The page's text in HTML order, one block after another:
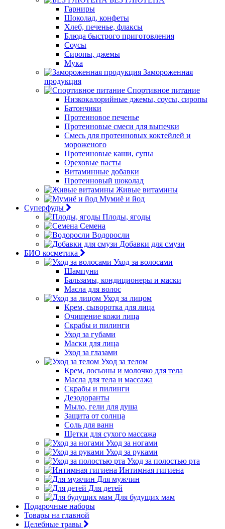
Гарниры
Шоколад, конфеты
Хлеб, печенье, флаксы
Блюда быстрого приготовления
Соусы
Сиропы, джемы
Мука
Замороженная
продукция
Спортивное питание
Низкокалорийные джемы, соусы, сиропы
Батончики
Протеиновое печенье
Протеиновые смеси для выпечки
Смесь для протеиновых коктейлей и
мороженого
Протеиновые каши, супы
Ореховые пасты
Витаминные добавки
Протеиновый шоколад
Живые витамины
Мумиё и йод
Суперфуды
Плоды, ягоды
Семена
Водоросли
Добавки для смузи
БИО косметика
Уход за волосами
Шампуни
Бальзамы, кондиционеры и маски
Масла для волос
Уход за лицом
Крем, сыворотка для лица
Очищение кожи лица
Скрабы и пилинги
Уход за губами
Маски для лица
Уход за глазами
Уход за телом
Крем, лосьоны и молочко для тела
Масла для тела и массажа
Скрабы и пилинги
Дезодоранты
Мыло, гели для душа
Защита от солнца
Соль для ванн
Щетки для сухого массажа
Уход за ногами
Уход за руками
Уход за полостью рта
Интимная гигиена
Для мужчин
Для детей
Для будущих мам
Подарочные наборы
Товары на главной
Целебные травы